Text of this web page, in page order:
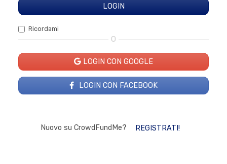
Ricordami
O
LOGIN CON GOOGLE
LOGIN CON FACEBOOK
Nuovo su CrowdFundMe? REGISTRATI!